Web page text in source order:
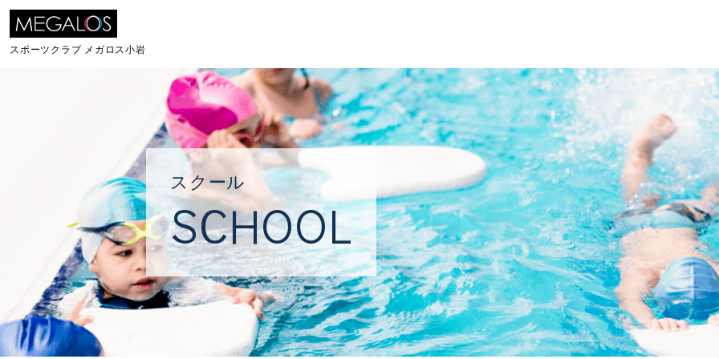
スポーツクラブ メガロス小岩
スクール
SCHOOL